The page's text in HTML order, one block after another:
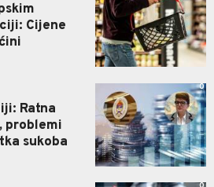
Cijene
Ratna
problemi
sukoba
0